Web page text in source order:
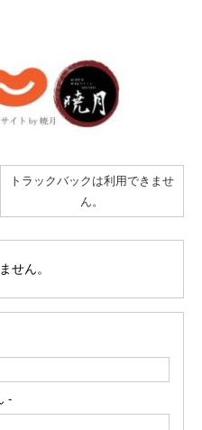
トラックバックは利用できませ
ん。
せん。
-